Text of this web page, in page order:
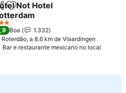
Adicionar aos favoritos
Not Hotel
preços
Boa
1.332
Roterdão, a 8.6 km de Vlaardingen
Bar e restaurante mexicano no local